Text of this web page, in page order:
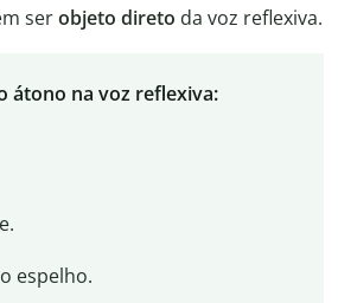
serobjeto direto da voz reflexiva.
átono na voz reflexiva:
espelho.